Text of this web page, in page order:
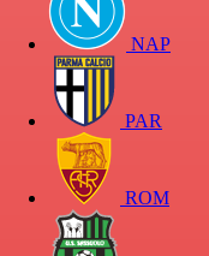
NAP
PAR
ROM